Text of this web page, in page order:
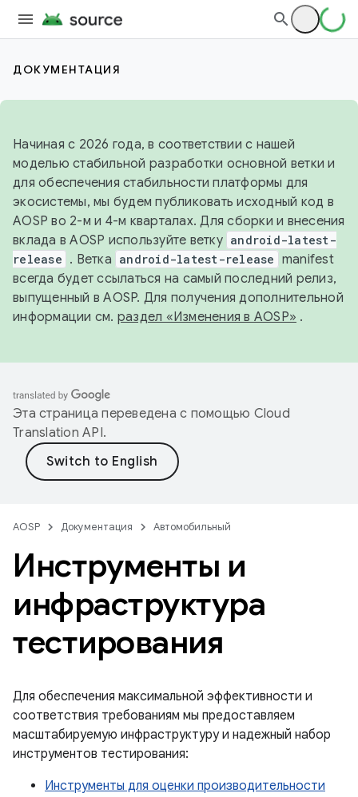
ДОКУМЕНТАЦИЯ
Начиная с 2026 года, в соответствии с нашей
моделью стабильной разработки основной ветки и
для обеспечения стабильности платформы для
экосистемы, мы будем публиковать исходный код в
AOSP во 2-м и 4-м кварталах. Для сборки и внесения
вклада в AOSP используйте ветку android-latest-
release . Ветка android-latest-release manifest
всегда будет ссылаться на самый последний релиз,
выпущенный в AOSP. Для получения дополнительной
информации см. раздел «Изменения в AOSP» .
Эта страница переведена с помощью Cloud
Translation API.
AOSP Документация Автомобильный
Инструменты и
инфраструктура
тестирования
Для обеспечения максимальной эффективности и
соответствия требованиям мы предоставляем
масштабируемую инфраструктуру и надежный набор
инструментов тестирования:
Инструменты для оценки производительности